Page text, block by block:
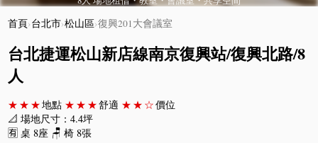
首頁›台北市›松山區›復興201大會議室
台北捷運松山新店線南京復興站/復興北路/8
人
★★★地點 ★★★舒適 ★★☆價位
📐 場地尺寸：4.4坪
🈶 桌 8座 🪑 椅 8張